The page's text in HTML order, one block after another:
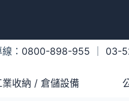
： 0800-898-955 03-
業收納 / 倉儲設備